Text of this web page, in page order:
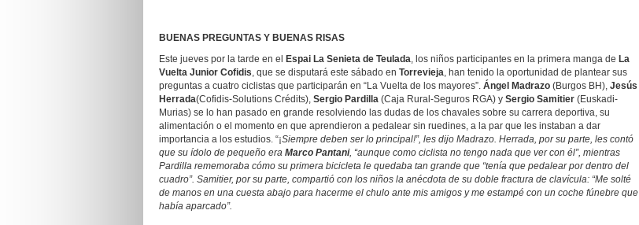
BUENAS PREGUNTAS Y BUENAS RISAS
Este jueves por la tarde en el
Espai La Senieta de Teulada, los niños participantes en la primera manga de La
Vuelta Junior Cofidis, que se disputará este sábado en Torrevieja, han tenido la oportunidad de plantear sus
preguntas a cuatro ciclistas que participarán en “La Vuelta de los mayores”. Ángel Madrazo (Burgos BH), Jesús
Herrada(Cofidis-Solutions Crédits), Sergio Pardilla (Caja Rural-Seguros RGA) y Sergio Samitier (Euskadi-
Murias) se lo han pasado en grande resolviendo las dudas de los chavales sobre su carrera deportiva, su
alimentación o el momento en que aprendieron a pedalear sin ruedines, a la par que les instaban a dar
importancia a los estudios. “¡Siempre deben ser lo principal!”, les dijo Madrazo. Herrada, por su parte, les contó
que su ídolo de pequeño era Marco Pantani, “aunque como ciclista no tengo nada que ver con él”, mientras
Pardilla rememoraba cómo su primera bicicleta le quedaba tan grande que “tenía que pedalear por dentro del
cuadro”. Samitier, por su parte, compartió con los niños la anécdota de su doble fractura de clavícula: “Me solté
de manos en una cuesta abajo para hacerme el chulo ante mis amigos y me estampé con un coche fúnebre que
había aparcado”.